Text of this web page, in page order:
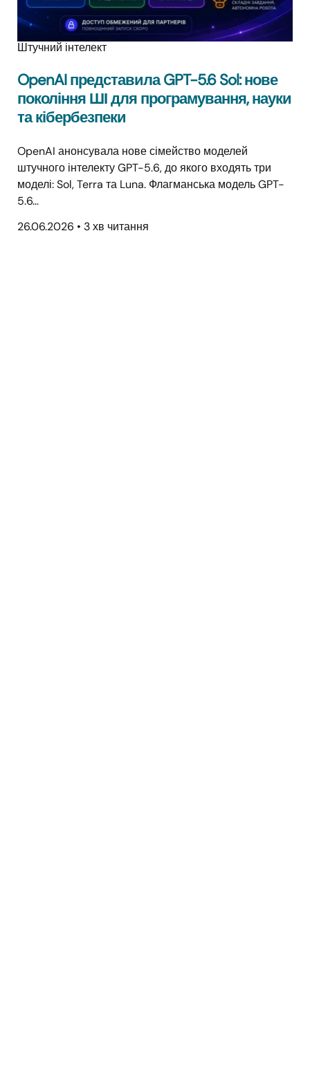
Штучний інтелект
OpenAI представила GPT-5.6 Sol: нове
покоління ШІ для програмування, науки
та кібербезпеки
OpenAI анонсувала нове сімейство моделей
штучного інтелекту GPT-5.6, до якого входять три
моделі: Sol, Terra та Luna. Флагманська модель GPT-
5.6…
26.06.2026 • 3 хв читання